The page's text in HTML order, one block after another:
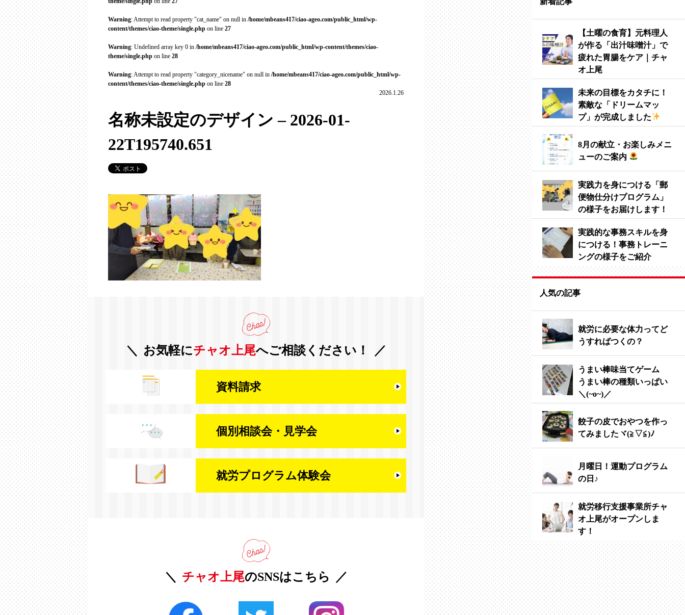
Warning: Attempt to read property "cat_name" on null in /home/mbeans417/ciao-ageo.com/public_html/wp-
content/themes/ciao-theme/single.php on line 27
Warning: Undefined array key 0 in /home/mbeans417/ciao-ageo.com/public_html/wp-content/themes/ciao-
theme/single.php on line 28
Warning: Attempt to read property "category_nicename" on null in /home/mbeans417/ciao-ageo.com/public_html/wp-
content/themes/ciao-theme/single.php on line 28
2026.1.26
名称未設定のデザイン – 2026-01-
22T195740.651
お気軽にチャオ上尾へご相談ください！
資料請求
個別相談会・ 見学会
就労プログラム体験会
チャオ上尾のSNSはこちら
【土曜の食育】元料理人
が作る「出汁味噌汁」で
疲れた胃腸をケア｜チャ
オ上尾
未来の目標をカタチに！
素敵な「ドリームマッ
プ」が完成しました
8月の献立・お楽しみメニ
ューのご案内
実践力を身につける「郵
便物仕分けプログラム」
の様子をお届けします！
実践的な事務スキルを身
につける！事務トレーニ
ングの様子をご紹介
人気の記事
就労に必要な体力ってど
うすればつくの？
うまい棒味当てゲーム
うまい棒の種類いっぱい
＼(~o~)／
餃子の皮でおやつを作っ
てみましたヾ(≧▽≦)ﾉ
月曜日！運動プログラム
の日♪
就労移行支援事業所チャ
オ上尾がオープンしま
す！